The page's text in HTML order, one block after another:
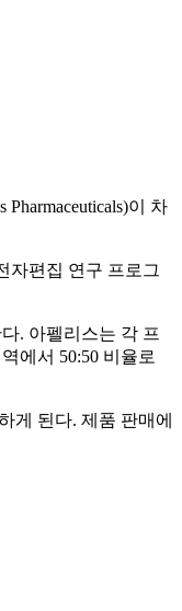
이 차
자편집 연구 프로그
. 아펠리스는 각 프
에서 50:50 비율로
게 된다. 제품 판매에